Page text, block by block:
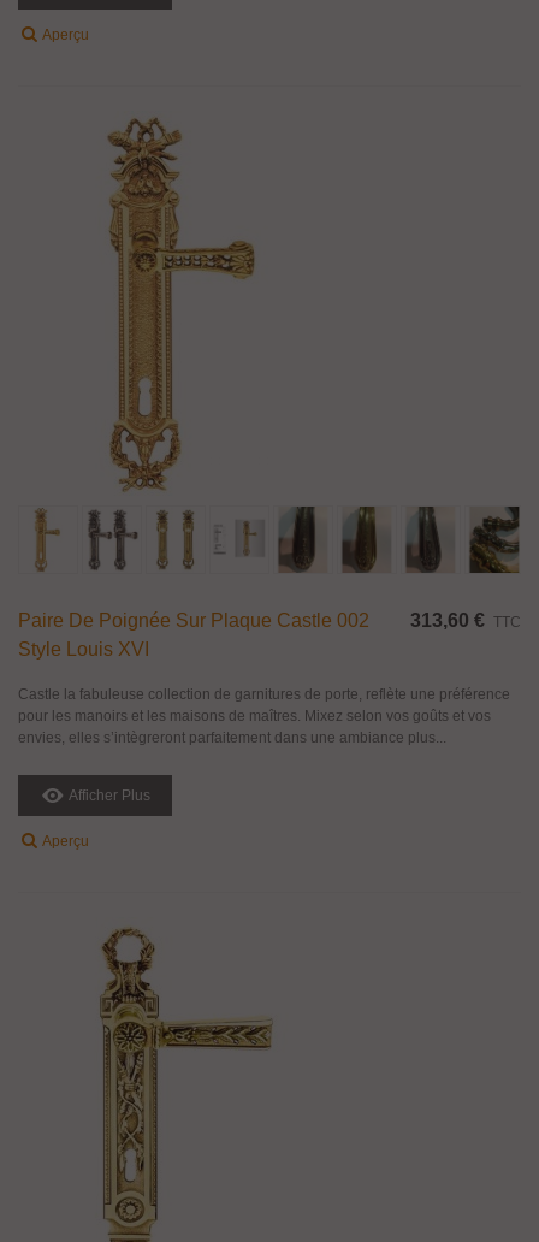
Aperçu
Paire De Poignée Sur Plaque Castle 002
Style Louis XVI
313,60 € TTC
Castle la fabuleuse collection de garnitures de porte, reflète une préférence
pour les manoirs et les maisons de maîtres. Mixez selon vos goûts et vos
envies, elles s’intègreront parfaitement dans une ambiance plus...
Afficher Plus
Aperçu